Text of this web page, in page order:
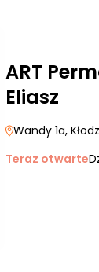
ART
Eliasz
Wandy 1a,
Teraz otwarte